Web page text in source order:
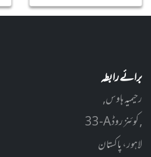
برائے رابطہ
رحیمیہ ہاوس,
33-A کوئنز روڈ ,
لاہور، پاکستان